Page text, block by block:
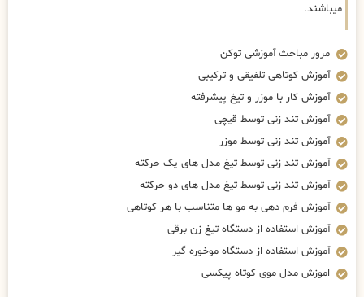
میباشند.
مرور مباحث آموزشی توکن
آموزش کوتاهی تلفیقی و ترکیبی
آموزش کار با موزر و تیغ پیشرفته
آموزش تند زنی توسط قیچی
آموزش تند زنی توسط موزر
آموزش تند زنی توسط تیغ مدل های یک حرکته
آموزش تند زنی توسط تیغ مدل های دو حرکته
آموزش فرم دهی به مو ها متناسب با هر کوتاهی
آموزش استفاده از دستگاه تیغ زن برقی
آموزش استفاده از دستگاه موخوره گیر
اموزش مدل موی کوتاه پیکسی